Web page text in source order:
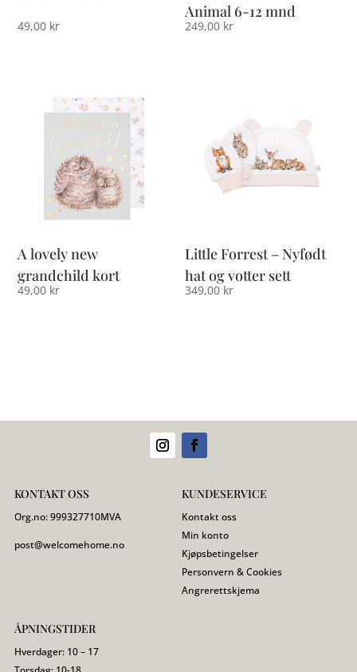
49,00 kr
Animal 6-12 mnd
249,00 kr
A lovely new
grandchild kort
49,00 kr
Little Forrest – Nyfødt
hat og votter sett
349,00 kr
KONTAKT OSS
Org.no:999327710MVA
post@welcomehome.no
KUNDESERVICE
Kontakt oss
Min konto
Kjøpsbetingelser
Personvern & Cookies
Angrerettskjema
ÅPNINGSTIDER
Hverdager: 10 – 17